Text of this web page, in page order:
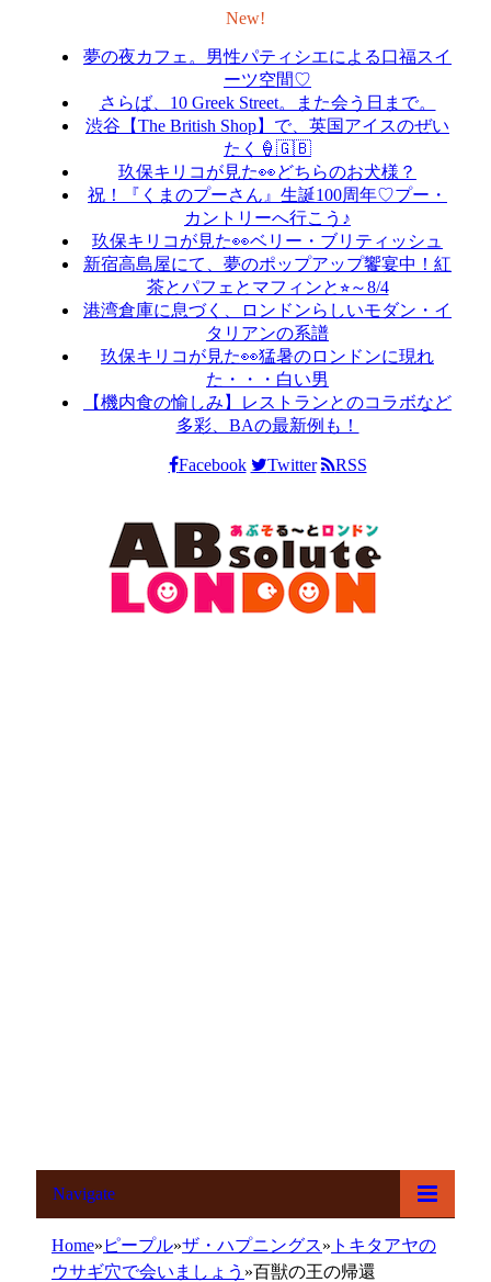
New!
夢の夜カフェ。男性パティシエによる口福スイ
ーツ空間♡
さらば、10 Greek Street。また会う日まで。
渋谷【The British Shop】で、英国アイスのぜい
たく🍦🇬🇧
玖保キリコが見た👀どちらのお犬様？
祝！『くまのプーさん』生誕100周年♡プー・
カントリーへ行こう♪
玖保キリコが見た👀ベリー・ブリティッシュ
新宿高島屋にて、夢のポップアップ饗宴中！紅
茶とパフェとマフィンと⭐︎～8/4
港湾倉庫に息づく、ロンドンらしいモダン・イ
タリアンの系譜
玖保キリコが見た👀猛暑のロンドンに現れ
た・・・白い男
【機内食の愉しみ】レストランとのコラボなど
多彩、BAの最新例も！
Facebook Twitter RSS
Navigate
Home» ピープル»ザ・ハプニングス» トキタアヤの
ウサギ穴で会いましょう »百獣の王の帰還